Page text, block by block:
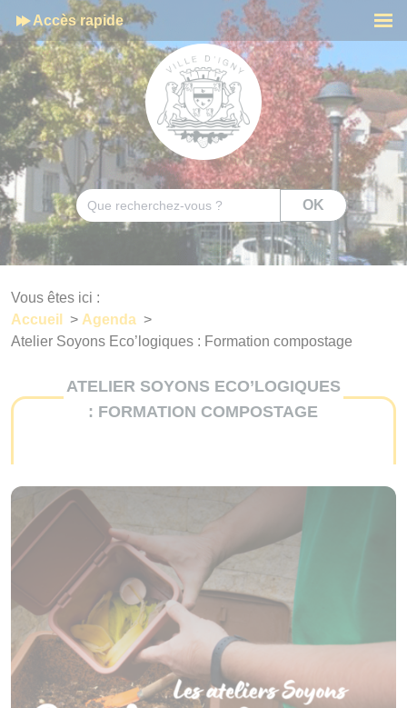
Accès rapide
Rechercher OK
Vous êtes ici :
Accueil
> Agenda >
Atelier Soyons Eco’logiques : Formation compostage
ATELIER SOYONS ECO’LOGIQUES
: FORMATION COMPOSTAGE
Cookies management panel